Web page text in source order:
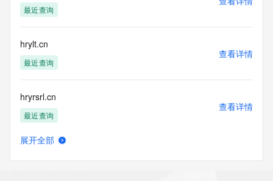
最近查询
hrylt.cn
最近查询
查看详情
hryrsrl.cn
最近查询
查看详情
展开全部